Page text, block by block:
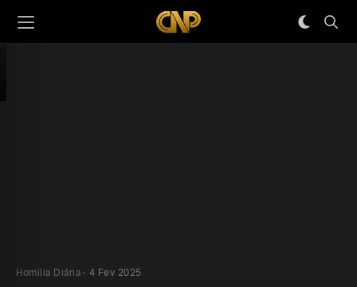
Homilia Diária 4 Fev 2025